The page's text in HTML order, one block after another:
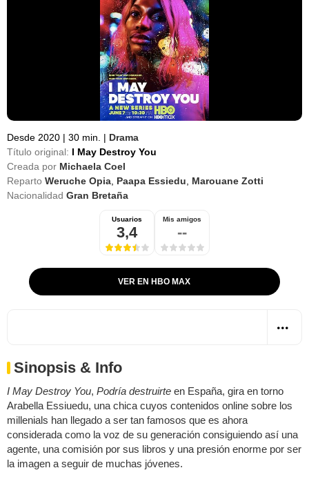
Desde 2020 | 30 min. | Drama
Título original: I May Destroy You
Creada por Michaela Coel
Reparto Weruche Opia Paapa Essiedu
Marouane Zotti
Nacionalidad Gran Bretaña
Usuarios
3,4
Mis amigos
--
VER EN HBO MAX
Sinopsis & Info
I May Destroy You, Podría destruirte en España, gira en torno
Arabella Essiuedu, una chica cuyos contenidos online sobre los
millenials han llegado a ser tan famosos que es ahora
considerada como la voz de su generación consiguiendo así una
agente, una comisión por sus libros y una presión enorme por ser
la imagen a seguir de muchas jóvenes.